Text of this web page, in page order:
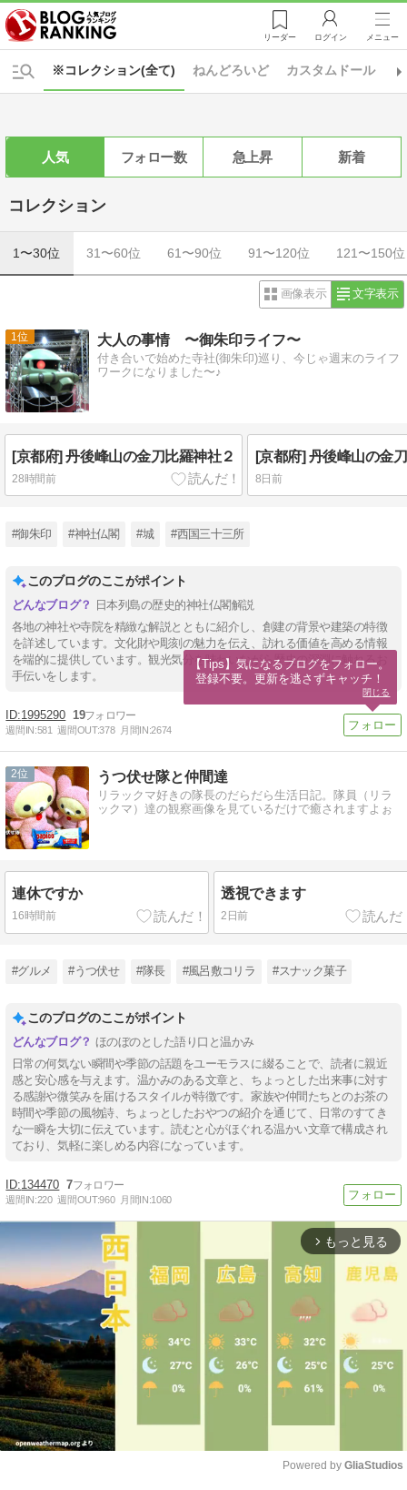
リーダー ログイン メニュー
※コレクション(全て) ねんどろいど カスタムドール
人気 フォロー数 急上昇 新着
コレクション
1〜30位 31〜60位 61〜90位 91〜120位 121〜150位
画像表示 文字表示
1 大人の事情 〜御朱印ライフ〜
付き合いで始めた寺社(御朱印)巡り、今じゃ週末のライフ
ワークになりました〜♪
[京都府] 丹後峰山の金刀比羅神社２
28時間前
[京都府] 丹後峰山の金
8日前
#御朱印 #神社仏閣 #城 #西国三十三所
このブログのここがポイント
日本列島の歴史的神社仏閣解説
各地の神社や寺院を精緻な解説とともに紹介し、創建の背景や建築の特徴
を詳述しています。文化財や彫刻の魅力を伝え、訪れる価値を高める情報
を端的に提供しています。観光気分を味わいながら歴史の深淵に触れるお
手伝いをします。
1995290 19
週間IN:581 週間OUT:378 月間IN:2674
2 うつ伏せ隊と仲間達
リラックマ好きの隊長のだらだら生活日記。隊員（リラ
ックマ）達の観察画像を見ているだけで癒されますよぉ
連休ですか
16時間前
透視できます
2日前
#グルメ #うつ伏せ #隊長 #風呂敷コリラ #スナック菓子
このブログのここがポイント
ほのぼのとした語り口と温かみ
日常の何気ない瞬間や季節の話題をユーモラスに綴ることで、読者に親近
感と安心感を与えます。温かみのある文章と、ちょっとした出来事に対す
る感謝や微笑みを届けるスタイルが特徴です。家族や仲間たちとのお茶の
時間や季節の風物詩、ちょっとしたおやつの紹介を通じて、日常のすてき
な一瞬を大切に伝えています。読むと心がほぐれる温かい文章で構成され
ており、気軽に楽しめる内容になっています。
134470 7
週間IN:220 週間OUT:960 月間IN:1060
arrow_forward_ios もっと見る
Powered by GliaStudios
【Tips】気になるブログをフォロー。
登録不要。更新を逃さずキャッチ！
閉じる